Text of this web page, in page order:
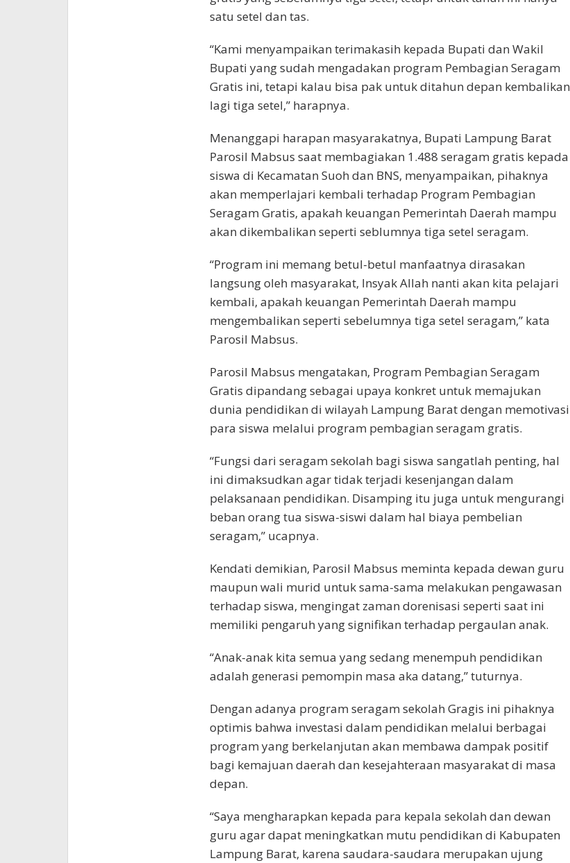
satu setel dan tas.
“Kami menyampaikan terimakasih kepada Bupati dan Wakil
Bupati yang sudah mengadakan program Pembagian Seragam
Gratis ini, tetapi kalau bisa pak untuk ditahun depan kembalikan
lagi tiga setel,” harapnya.
Menanggapi harapan masyarakatnya, Bupati Lampung Barat
Parosil Mabsus saat membagiakan 1.488 seragam gratis kepada
siswa di Kecamatan Suoh dan BNS, menyampaikan, pihaknya
akan memperlajari kembali terhadap Program Pembagian
Seragam Gratis, apakah keuangan Pemerintah Daerah mampu
akan dikembalikan seperti seblumnya tiga setel seragam.
“Program ini memang betul-betul manfaatnya dirasakan
langsung oleh masyarakat, Insyak Allah nanti akan kita pelajari
kembali, apakah keuangan Pemerintah Daerah mampu
mengembalikan seperti sebelumnya tiga setel seragam,” kata
Parosil Mabsus.
Parosil Mabsus mengatakan, Program Pembagian Seragam
Gratis dipandang sebagai upaya konkret untuk memajukan
dunia pendidikan di wilayah Lampung Barat dengan memotivasi
para siswa melalui program pembagian seragam gratis.
“Fungsi dari seragam sekolah bagi siswa sangatlah penting, hal
ini dimaksudkan agar tidak terjadi kesenjangan dalam
pelaksanaan pendidikan. Disamping itu juga untuk mengurangi
beban orang tua siswa-siswi dalam hal biaya pembelian
seragam,” ucapnya.
Kendati demikian, Parosil Mabsus meminta kepada dewan guru
maupun wali murid untuk sama-sama melakukan pengawasan
terhadap siswa, mengingat zaman dorenisasi seperti saat ini
memiliki pengaruh yang signifikan terhadap pergaulan anak.
“Anak-anak kita semua yang sedang menempuh pendidikan
adalah generasi pemompin masa aka datang,” tuturnya.
Dengan adanya program seragam sekolah Gragis ini pihaknya
optimis bahwa investasi dalam pendidikan melalui berbagai
program yang berkelanjutan akan membawa dampak positif
bagi kemajuan daerah dan kesejahteraan masyarakat di masa
depan.
“Saya mengharapkan kepada para kepala sekolah dan dewan
guru agar dapat meningkatkan mutu pendidikan di Kabupaten
Lampung Barat, karena saudara-saudara merupakan ujung